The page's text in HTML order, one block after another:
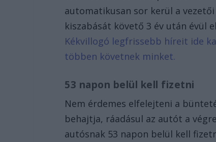
automatikusan sor kerül a
kiszabását követő 3 év után évül
Kékvillogó legfrissebb híreit ide
többen követnek minket.
53 napon belül kell fizetni
Nem érdemes elfelejteni a
behajtja, ráadásul az autót a
autósnak 53 napon belül kell